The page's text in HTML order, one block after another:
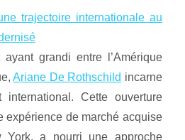
trajectoire internationale au
grandi entre l’Amérique
Ariane De Rothschild incarne
international. Cette ouverture
expérience de marché acquise
a nourri une approche